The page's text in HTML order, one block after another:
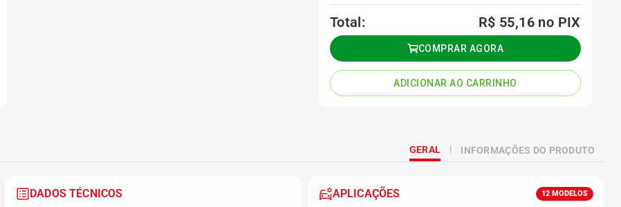
Total: R$ 55,16 no PIX
COMPRAR AGORA
ADICIONAR AO CARRINHO
GERAL INFORMAÇÕES DO PRODUTO
DADOS TÉCNICOS APLICAÇÕES 12 MODELOS